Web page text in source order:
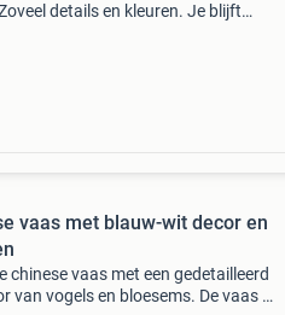
details en kleuren. Je blijft
vaas met blauw-wit decor en
chinese vaas met een gedetailleerd
van vogels en bloesems. De vaas is